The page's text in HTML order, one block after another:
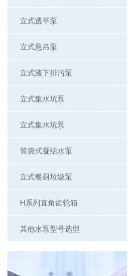
立式透平泵
立式悬吊泵
立式液下排污泵
立式集水坑泵
立式集水坑泵
筒袋式凝结水泵
立式餐厨垃圾泵
H系列直角齿轮箱
其他水泵型号选型